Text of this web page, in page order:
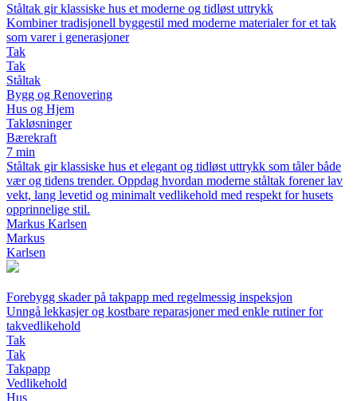
Ståltak gir klassiske hus et moderne og tidløst uttrykk
Kombiner tradisjonell byggestil med moderne materialer for et tak
som varer i generasjoner
Tak
Tak
Ståltak
Bygg og Renovering
Hus og Hjem
Takløsninger
Bærekraft
7 min
Ståltak gir klassiske hus et elegant og tidløst uttrykk som tåler både
vær og tidens trender. Oppdag hvordan moderne ståltak forener lav
vekt, lang levetid og minimalt vedlikehold med respekt for husets
opprinnelige stil.
Markus Karlsen
Markus
Karlsen
Forebygg skader på takpapp med regelmessig inspeksjon
Unngå lekkasjer og kostbare reparasjoner med enkle rutiner for
takvedlikehold
Tak
Tak
Takpapp
Vedlikehold
Hus